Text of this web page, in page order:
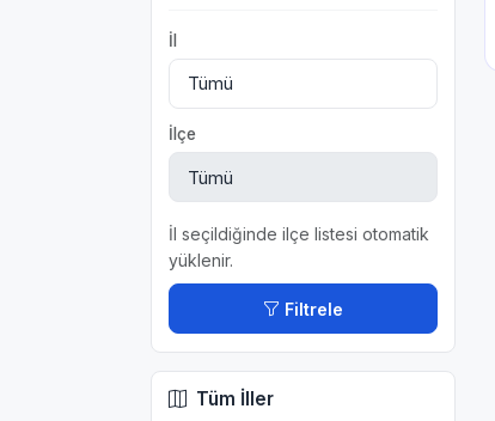
İl
İlçe
İl seçildiğinde ilçe listesi otomatik
yüklenir.
Filtrele
Tüm İller